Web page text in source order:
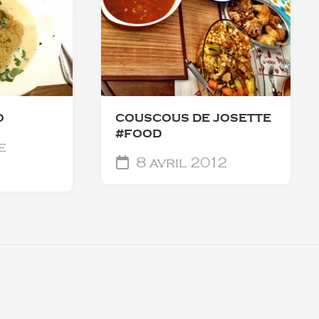
COUSCOUS DE JOSETTE
#FOOD
8 avril 2012